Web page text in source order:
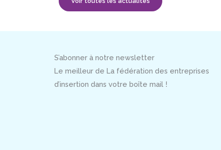
S’abonner à notre newsletter
Le meilleur de La fédération des entreprises
d’insertion dans votre boîte mail !